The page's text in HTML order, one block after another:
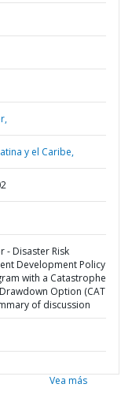
y el Caribe,
- Disaster Risk
Development Policy
with a Catastrophe
Option (CAT
of discussion
Vea más